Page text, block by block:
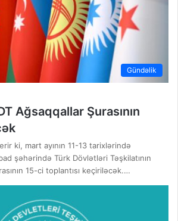
Gündəlik
Ağsaqqallar Şurasının
ki, mart ayının 11-13 tarixlərində
şəhərində Türk Dövlətləri Təşkilatının
15-ci toplantısı keçiriləcək.…